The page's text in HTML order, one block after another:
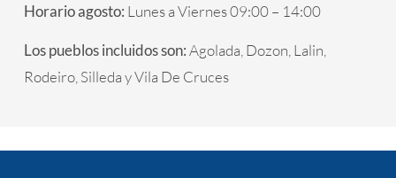
Horario agosto: Lunes a Viernes 09:00 – 14:00
Los pueblos incluidos son:Agolada, Dozon, Lalin,
Rodeiro, Silleda y Vila De Cruces